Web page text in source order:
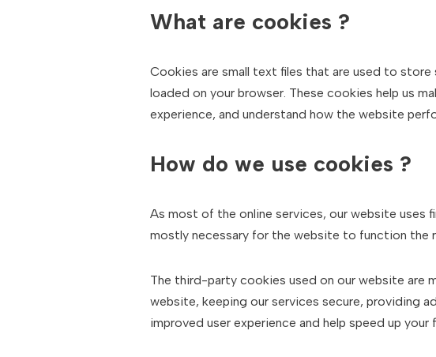
What are cookies ?
Cookies are small text files that are used to
loaded on your browser. These cookies help us
experience, and understand how the website
How do we use cookies ?
As most of the online services, our website
mostly necessary for the website to function the
The third-party cookies used on our website are
website, keeping our services secure, providing
improved user experience and help speed up